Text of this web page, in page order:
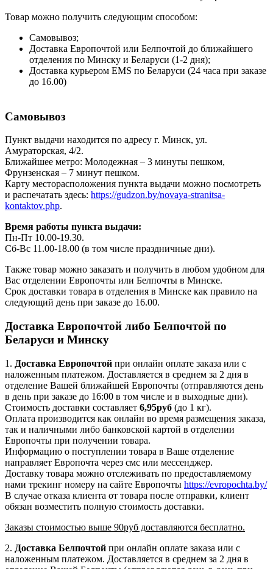
Товар можно получить следующим способом:
Самовывоз;
Доставка Европочтой или Белпочтой до ближайшего
отделения по Минску и Беларуси (1-2 дня);
Доставка курьером EMS по Беларуси (24 часа при заказе
до 16.00)
Самовывоз
Пункт выдачи находится по адресу г. Минск, ул.
Амураторская, 4/2.
Ближайшее метро: Молодежная – 3 минуты пешком,
Фрунзенская – 7 минут пешком.
Карту месторасположения пункта выдачи можно посмотреть
и распечатать здесь: https://gudzon.by/novaya-stranitsa-
kontaktov.php.
Время работы пункта выдачи:
Пн-Пт 10.00-19.30.
Сб-Вс 11.00-18.00 (в том числе праздничные дни).
Также товар можно заказать и получить в любом удобном для
Вас отделении Европочты или Белпочты в Минске.
Срок доставки товара в отделения в Минске как правило на
следующий день при заказе до 16.00.
Доставка Европочтой либо Белпочтой по
Беларуси и Минску
1. Доставка Европочтой при онлайн оплате заказа или с
наложенным платежом. Доставляется в среднем за 2 дня в
отделение Вашей ближайшей Европочты (отправляются день
в день при заказе до 16:00 в том числе и в выходные дни).
Стоимость доставки составляет 6,95руб (до 1 кг).
Оплата производится как онлайн во время размещения заказа,
так и наличными либо банковской картой в отделении
Европочты при получении товара.
Информацию о поступлении товара в Ваше отделение
направляет Европочта через смс или мессенджер.
Доставку товара можно отслеживать по предоставляемому
нами трекинг номеру на сайте Европочты https://evropochta.by/
В случае отказа клиента от товара после отправки, клиент
обязан возместить полную стоимость доставки.
Заказы стоимостью выше 90руб доставляются бесплатно.
2. Доставка Белпочтой при онлайн оплате заказа или с
наложенным платежом. Доставляется в среднем за 2 дня в